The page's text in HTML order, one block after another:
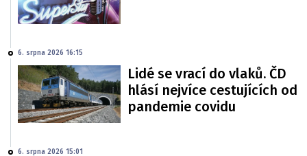
6. srpna 2026 16:15
Lidé se vrací do vlaků. ČD
hlásí nejvíce cestujících od
pandemie covidu
6. srpna 2026 15:01